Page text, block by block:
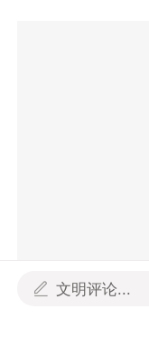
文明评论...